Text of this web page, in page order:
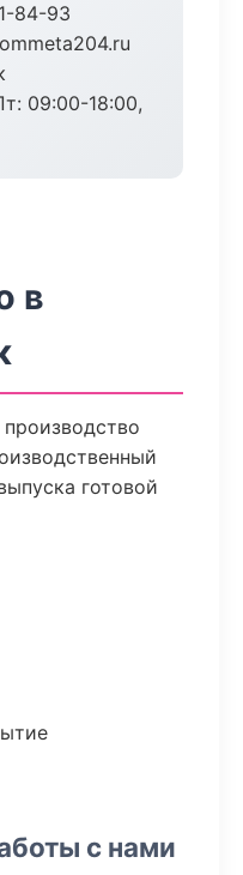
84-93
09:00-18:00,
в
готовой
с нами